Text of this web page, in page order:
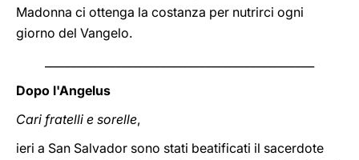
Madonna ci ottenga la costanza per nutrirci ogni
giorno del Vangelo.
Dopo l'Angelus
Cari fratelli e sorelle,
ieri a San Salvador sono stati beatificati il sacerdote